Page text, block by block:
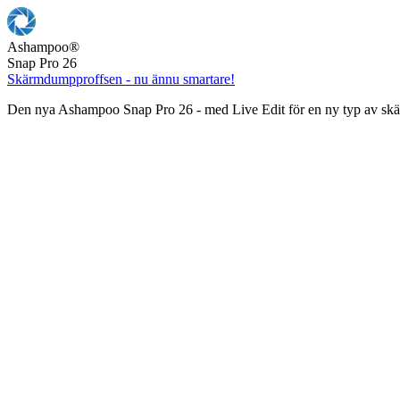
Ashampoo®
Snap Pro 26
Skärmdumpproffsen - nu ännu smartare!
Den nya Ashampoo Snap Pro 26 - med Live Edit för en ny typ av